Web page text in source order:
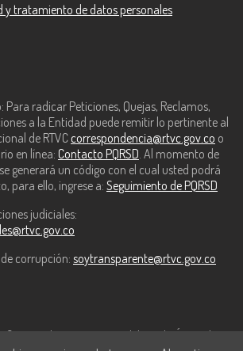
y tratamiento de datos personales
radicar Peticiones, Quejas, Reclamos,
a la Entidad puede remitir lo pertinente al
de RTVC correspondencia@rtvc.gov.co o
en línea: Contacto PQRSD . Al momento de
generará un código con el cual usted podrá
para ello, ingrese a: Seguimiento de PQRSD
judiciales:
corrupción: soytransparente@rtvc.gov.co
financiado con recursos del Fondo Único de